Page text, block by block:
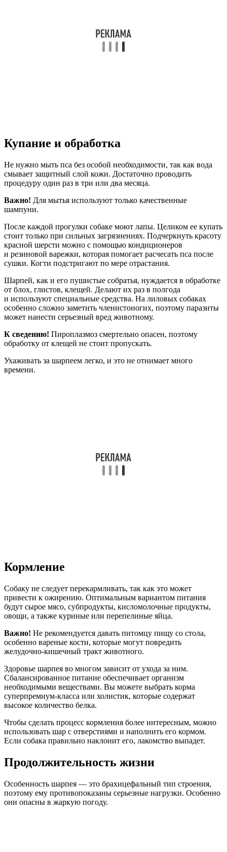
Купание и обработка
Не нужно мыть пса без особой необходимости, так как вода
смывает защитный слой кожи. Достаточно проводить
процедуру один раз в три или два месяца.
Важно! Для мытья используют только качественные
шампуни.
После каждой прогулки собаке моют лапы. Целиком ее купать
стоит только при сильных загрязнениях. Подчеркнуть красоту
красной шерсти можно с помощью кондиционеров
и резиновой варежки, которая помогает расчесать пса после
сушки. Когти подстригают по мере отрастания.
Шарпей, как и его пушистые собратья, нуждается в обработке
от блох, глистов, клещей. Делают их раз в полгода
и используют специальные средства. На лиловых собаках
особенно сложно заметить членистоногих, поэтому паразиты
может нанести серьезный вред животному.
К сведению! Пироплазмоз смертельно опасен, поэтому
обработку от клещей не стоит пропускать.
Ухаживать за шарпеем легко, и это не отнимает много
времени.
Кормление
Собаку не следует перекармливать, так как это может
привести к ожирению. Оптимальным вариантом питания
будут сырое мясо, субпродукты, кисломолочные продукты,
овощи, а также куриные или перепелиные яйца.
Важно! Не рекомендуется давать питомцу пищу со стола,
особенно вареные кости, которые могут повредить
желудочно-кишечный тракт животного.
Здоровье шарпея во многом зависит от ухода за ним.
Сбалансированное питание обеспечивает организм
необходимыми веществами. Вы можете выбрать корма
суперпремиум-класса или холистик, которые содержат
высокое количество белка.
Чтобы сделать процесс кормления более интересным, можно
использовать шар с отверстиями и наполнить его кормом.
Если собака правильно наклонит его, лакомство выпадет.
Продолжительность жизни
Особенность шарпея — это брахицефальный тип строения,
поэтому ему противопоказаны серьезные нагрузки. Особенно
они опасны в жаркую погоду.